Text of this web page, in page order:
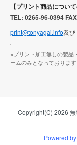
【プリント商品につい
TEL: 0265-96-0394
print@tonyagai.info及び
※プリント加工無しの製品
ームのみとなっております
Copyright(C) 2026
Powered by